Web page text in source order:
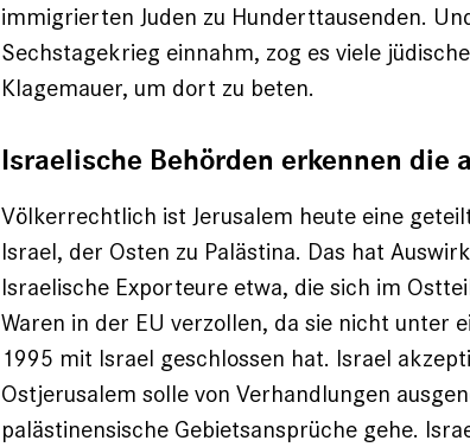
immigrierten Juden zu Hunderttausenden.
Sechstagekrieg einnahm, zog es viele
Klagemauer, um dort zu beten.
Israelische Behörden erkennen die
Völkerrechtlich ist Jerusalem heute eine
Israel, der Osten zu Palästina. Das hat
Israelische Exporteure etwa, die sich im
Waren in der EU verzollen, da sie nicht unter
1995 mit Israel geschlossen hat. Israel
Ostjerusalem solle von Verhandlungen
palästinensische Gebietsansprüche gehe.